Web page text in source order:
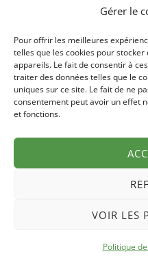
Gérer le
Pour offrir les meilleures
telles que les cookies pour
appareils. Le fait de consentir à
traiter des données telles que le
uniques sur ce site. Le fait de ne
consentement peut avoir un effet
et fonctions.
VOIR LES
Politique
Nous
© 2026 Pyrénées Chrono